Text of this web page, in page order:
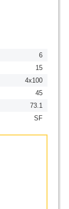
6
15
4x100
45
73.1
SF